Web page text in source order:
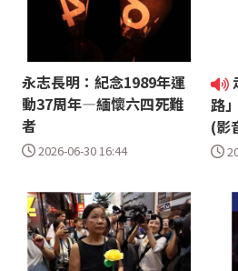
永志長明：紀念1989年運
動37周年—緬懷六四死難
者
2026-06-30 16:44
路
(影